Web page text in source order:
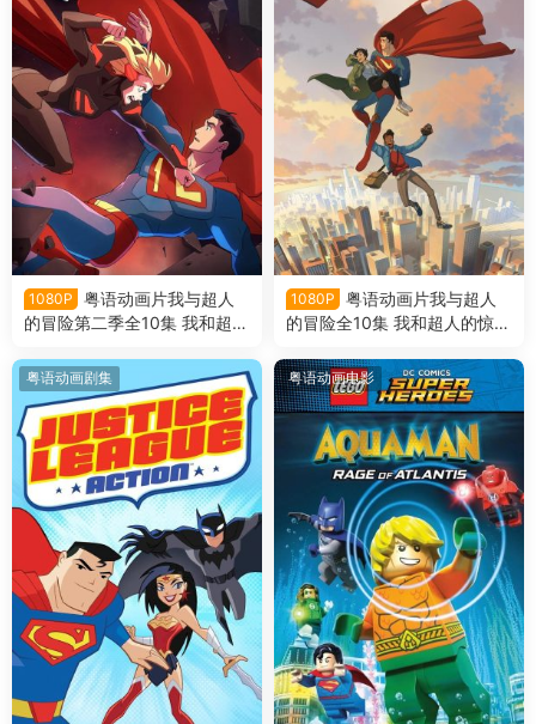
1080P
粤语动画片我与超人
的冒险第二季全10集 我和超人
1080P
粤语动画片我与超人
的冒险全10集 我和超人的惊奇
粤语动画剧集 粤语动画电影